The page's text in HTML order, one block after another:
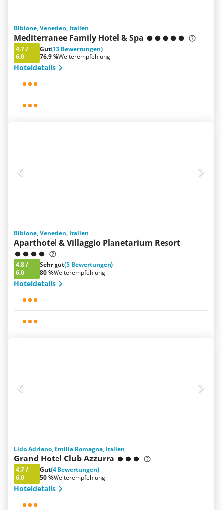
Bibione, Venetien, Italien
Mediterranee Family Hotel & Spa
4.7/
6.0
Gut(13 Bewertungen)
76.9 %Weiterempfehlung
Hoteldetails
Bibione, Venetien, Italien
Aparthotel & Villaggio Planetarium Resort
4.8/
6.0
Sehr gut(5 Bewertungen)
80 %Weiterempfehlung
Hoteldetails
Lido Adriano, Emilia Romagna, Italien
Grand Hotel Club Azzurra
4.7/
6.0
Gut(4 Bewertungen)
50 %Weiterempfehlung
Hoteldetails